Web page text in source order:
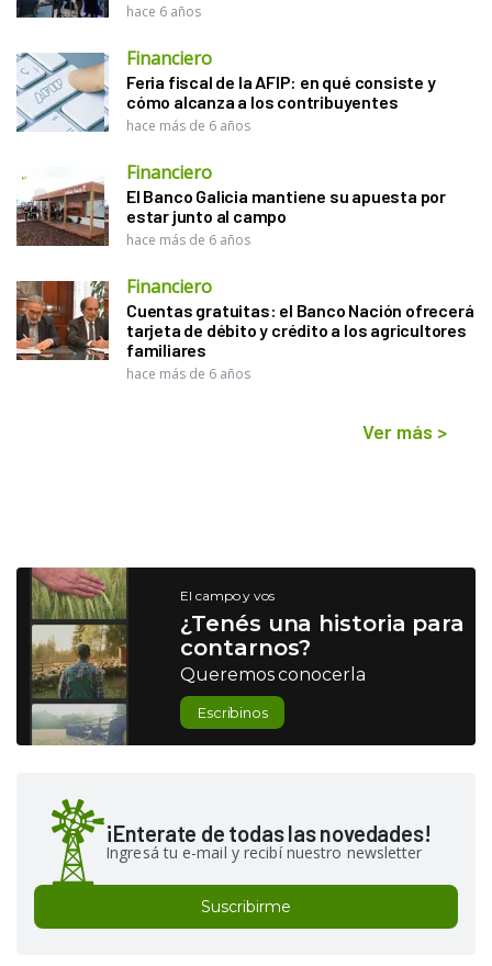
hace 6 años
Financiero
Feria fiscal de la AFIP: en qué consiste y
cómo alcanza a los contribuyentes
hace más de 6 años
Financiero
El Banco Galicia mantiene su apuesta por
estar junto al campo
hace más de 6 años
Financiero
Cuentas gratuitas: el Banco Nación ofrecerá
tarjeta de débito y crédito a los agricultores
familiares
hace más de 6 años
Ver más >
El campo y vos
¿Tenés una historia para
contarnos?
Queremos conocerla
Escribinos
¡Enterate de todas las novedades!
Ingresá tu e-mail y recibí nuestro newsletter
Suscribirme